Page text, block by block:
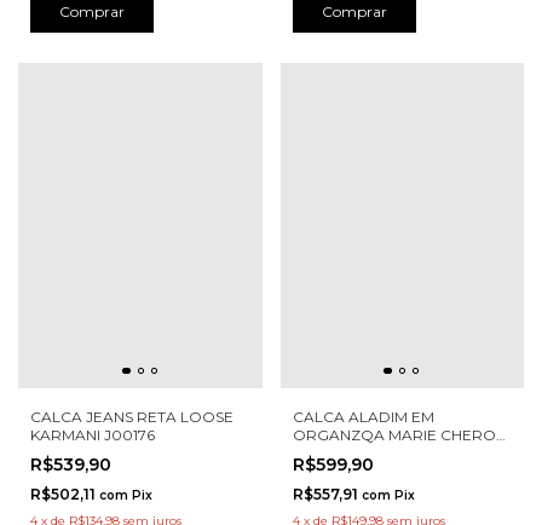
Comprar Comprar
CALCA JEANS RETA LOOSE
KARMANI J00176
R$539,90
R$502,11 com Pix
4 x de R$134,98 sem juros
CALCA ALADIM EM
ORGANZQA MARIE CHEROY
1151210
R$599,90
R$557,91 com Pix
4 x de R$149,98 sem juros